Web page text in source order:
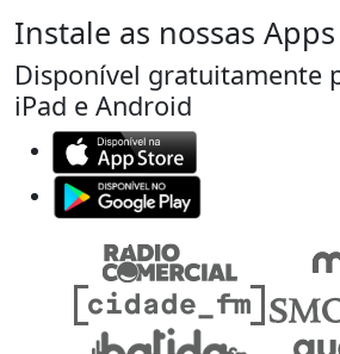
Instale as nossas Apps
Disponível gratuitamente
iPad e Android